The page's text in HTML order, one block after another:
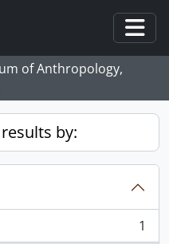
of Anthropology,
by:
1